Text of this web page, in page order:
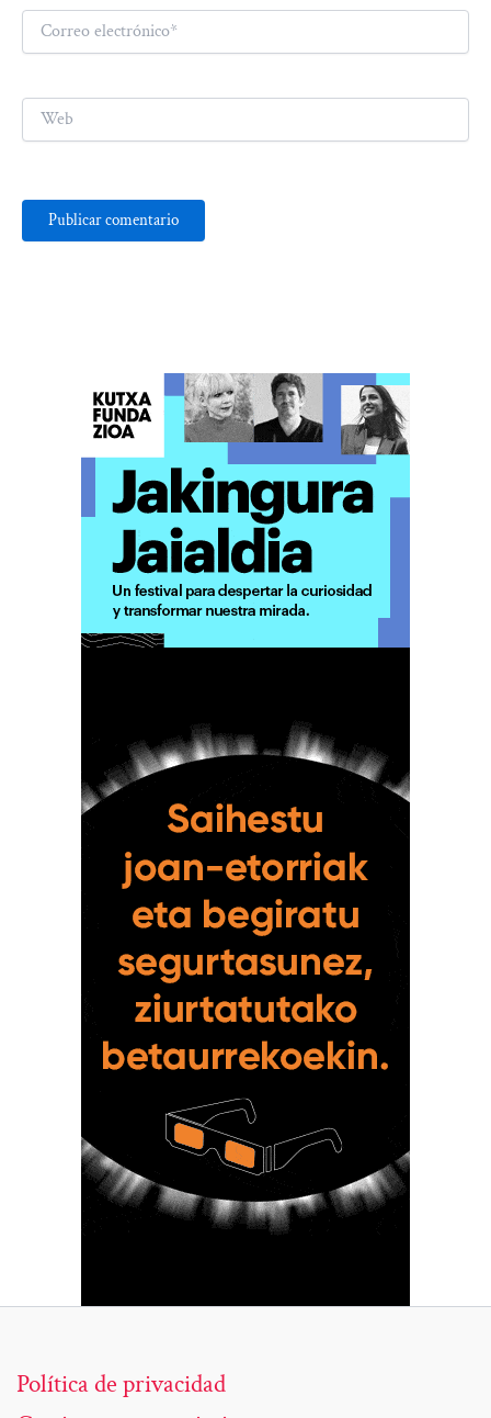
Correo
electrónico*
Web
Política de privacidad